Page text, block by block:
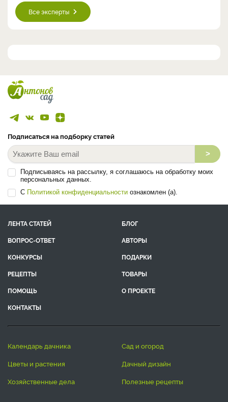
Все эксперты
Подписаться на подборку статей
>
Подписываясь на рассылку, я соглашаюсь на обработку моих
персональных данных.
С Политикой конфиденциальности ознакомлен (а).
ЛЕНТА СТАТЕЙ
БЛОГ
ВОПРОС-ОТВЕТ
АВТОРЫ
КОНКУРСЫ
ПОДАРКИ
РЕЦЕПТЫ
ТОВАРЫ
ПОМОЩЬ
О ПРОЕКТЕ
КОНТАКТЫ
календарь дачника
сад и огород
цветы и растения
дачный дизайн
хозяйственные дела
полезные рецепты